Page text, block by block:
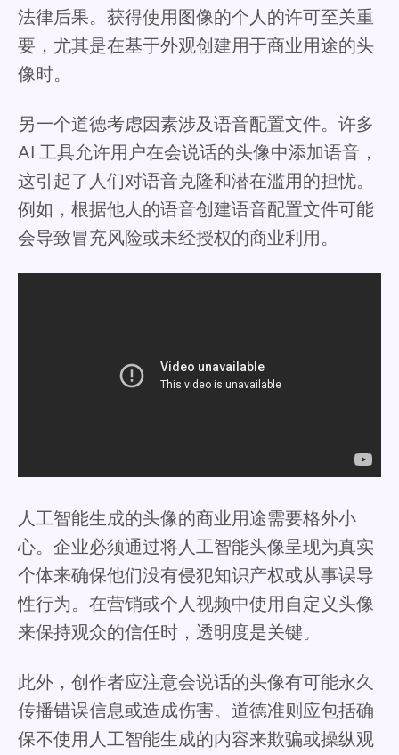
法律后果。获得使用图像的个人的许可至关重
要，尤其是在基于外观创建用于商业用途的头
像时。
另一个道德考虑因素涉及语音配置文件。许多
AI 工具允许用户在会说话的头像中添加语音，
这引起了人们对语音克隆和潜在滥用的担忧。
例如，根据他人的语音创建语音配置文件可能
会导致冒充风险或未经授权的商业利用。
人工智能生成的头像的商业用途需要格外小
心。企业必须通过将人工智能头像呈现为真实
个体来确保他们没有侵犯知识产权或从事误导
性行为。在营销或个人视频中使用自定义头像
来保持观众的信任时，透明度是关键。
此外，创作者应注意会说话的头像有可能永久
传播错误信息或造成伤害。道德准则应包括确
保不使用人工智能生成的内容来欺骗或操纵观